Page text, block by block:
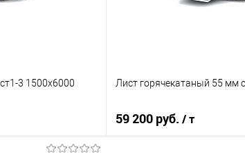
3 1500х6000 Лист горячекатаный 55 мм
59 200 руб. / т